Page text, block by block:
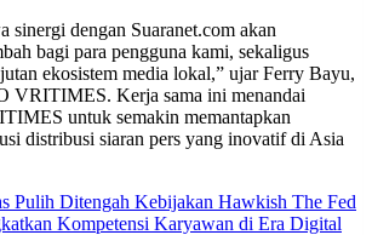
sinergi dengan Suaranet.com akan
bagi para pengguna kami, sekaligus
ekosistem media lokal,” ujar Ferry Bayu,
VRITIMES. Kerja sama ini menandai
untuk semakin memantapkan
distribusi siaran pers yang inovatif di Asia
Pulih Ditengah Kebijakan Hawkish The Fed
Kompetensi Karyawan di Era Digital